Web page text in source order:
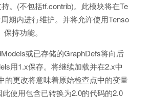
。(不包括tf.contrib)。此模块将在Te
期内进行维护。并将允许使用Tenso
持功能。
或已存储的GraphDefs将向后
用1.x保存。将继续加载并在2.x中
的更改将意味着原始检查点中的变量
使用包含已转换为2.0的代码的2.0